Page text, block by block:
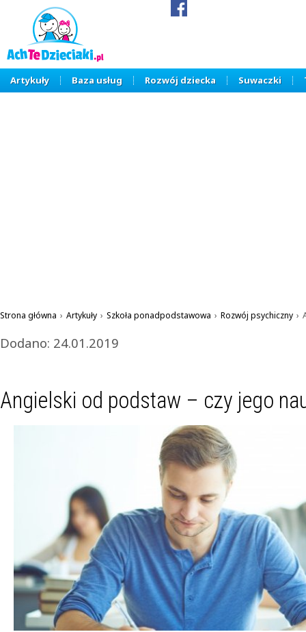
Artykuły Baza usług Rozwój dziecka Suwaczki
Strona główna › Artykuły › Szkoła ponadpodstawowa › Rozwój psychiczny ›
Dodano: 24.01.2019
Angielski od podstaw – czy jego